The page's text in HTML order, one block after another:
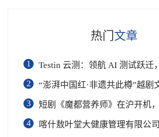
热门 文章
1
Testin 云测：领航 AI 测试跃迁，从辅助工具到软件
2
“澎湃中国红·非遗共此樽”越剧文化雅
3
短剧《魔都营养师》在沪开机，导演殷超携手礼仪专家周
4
喀什敖叶堂大健康管理有限公司养生